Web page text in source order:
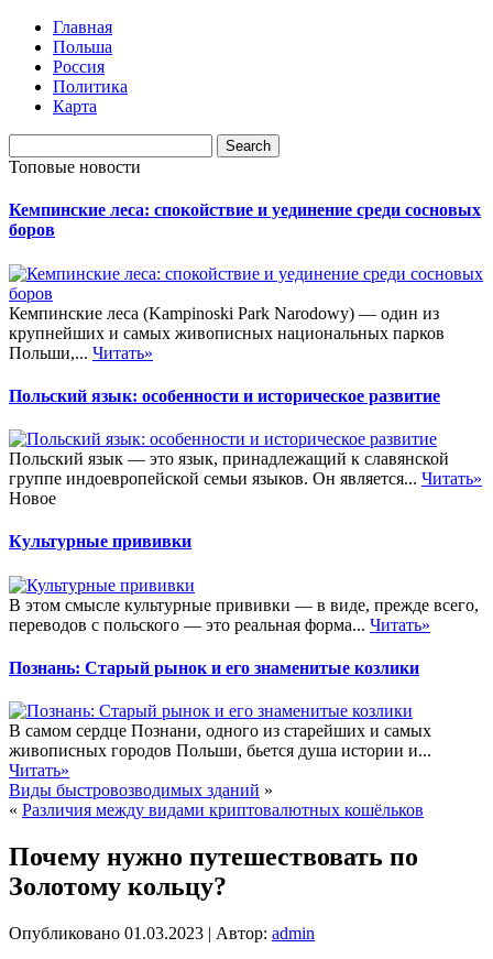
Главная
Польша
Россия
Политика
Карта
Топовые новости
Кемпинские леса: спокойствие и уединение среди сосновых
боров
Кемпинские леса (Kampinoski Park Narodowy) — один из
крупнейших и самых живописных национальных парков
Польши,... Читать»
Польский язык: особенности и историческое развитие
Польский язык — это язык, принадлежащий к славянской
группе индоевропейской семьи языков. Он является... Читать»
Новое
Культурные прививки
В этом смысле культурные прививки — в виде, прежде всего,
переводов с польского — это реальная форма... Читать»
Познань: Старый рынок и его знаменитые козлики
В самом сердце Познани, одного из старейших и самых
живописных городов Польши, бьется душа истории и...
Читать»
Виды быстровозводимых зданий »
« Различия между видами криптовалютных кошёльков
Почему нужно путешествовать по
Золотому кольцу?
Опубликовано 01.03.2023 | Автор: admin